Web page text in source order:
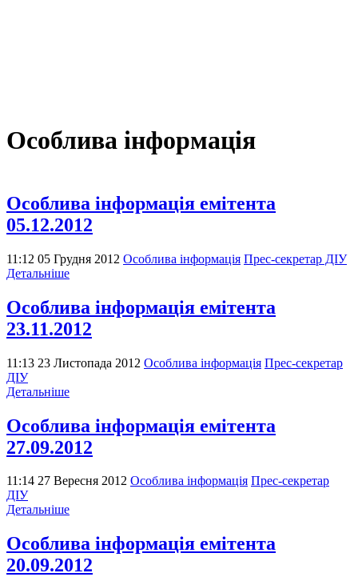
Особлива інформація
Особлива інформація емітента
05.12.2012
11:12 05 Грудня 2012 Особлива інформація Прес-секретар ДІУ
Детальніше
Особлива інформація емітента
23.11.2012
11:13 23 Листопада 2012 Особлива інформація Прес-секретар
ДІУ
Детальніше
Особлива інформація емітента
27.09.2012
11:14 27 Вересня 2012 Особлива інформація Прес-секретар
ДІУ
Детальніше
Особлива інформація емітента
20.09.2012